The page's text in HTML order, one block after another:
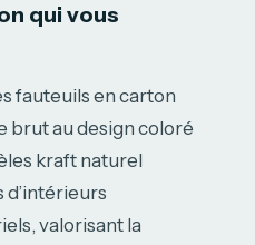
qui vous
fauteuils en carton
brut au design coloré
kraft naturel
d’intérieurs
valorisant la